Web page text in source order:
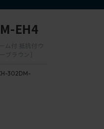
EH4
ム付 抵抗付ウ
ラウン］
302DM-